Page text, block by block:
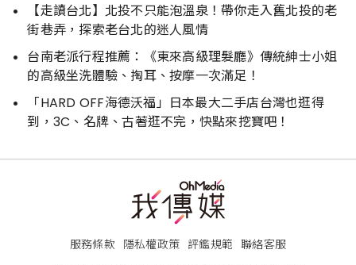
【走讀台北】北投不只能泡溫泉！帶你走入舊北投的老
街巷弄，探索老台北的迷人風情
台南老派行程推薦：《東來高級理髮廳》傳統紳士小姐
的高級坐洗體驗、掏耳、按摩一次滿足！
「HARD OFF海德沃福」日本最大二手店台灣也逛得
到，3C、名牌、古著逛不完，快點來挖寶吧！
服務條款 隱私權政策 評鑑規範 聯絡客服